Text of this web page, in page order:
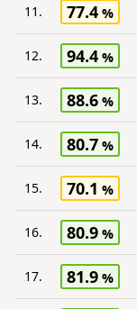
11. 77.4
12. 94.4
13. 88.6
14. 80.7
15. 70.1
16. 80.9
17. 81.9